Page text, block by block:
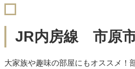
JR内房線 市原
大家族や趣味の部屋にもオススメ！